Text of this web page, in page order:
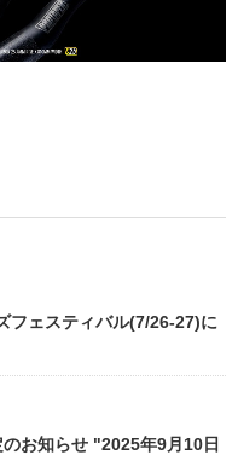
フェスティバル(7/26-27)に
お知らせ "2025年9月10日